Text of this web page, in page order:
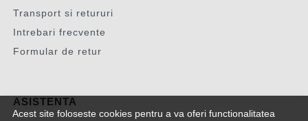
Acest site foloseste cookies pentru a va oferi functionalitatea
Transport si retururi
Intrebari frecvente
Formular de retur
ASISTENTA